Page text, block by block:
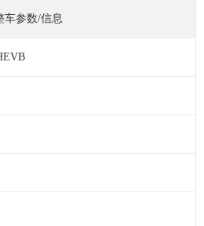
车参数/信息